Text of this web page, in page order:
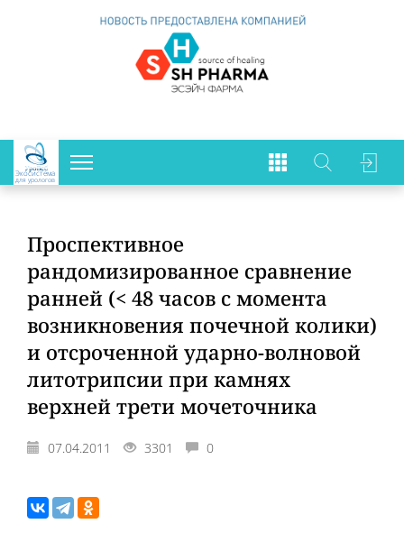
Экосистема
для урологов
Проспективное
рандомизированное сравнение
ранней (< 48 часов с момента
возникновения почечной колики)
и отсроченной ударно-волновой
литотрипсии при камнях
верхней трети мочеточника
07.04.2011 3301 0